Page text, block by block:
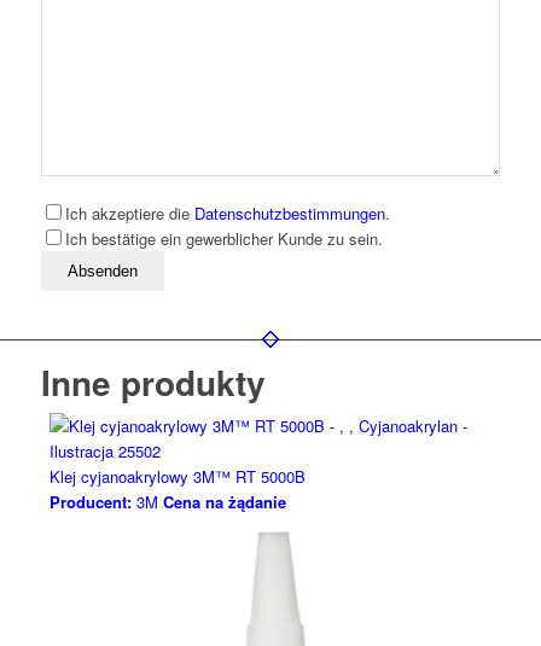
Ich akzeptiere die Datenschutzbestimmungen.
Ich bestätige ein gewerblicher Kunde zu sein.
Bitte lassen Sie dieses Feld leer
Inne produkty
Klej cyjanoakrylowy 3M™ RT 5000B
Producent:3M Cena na żądanie